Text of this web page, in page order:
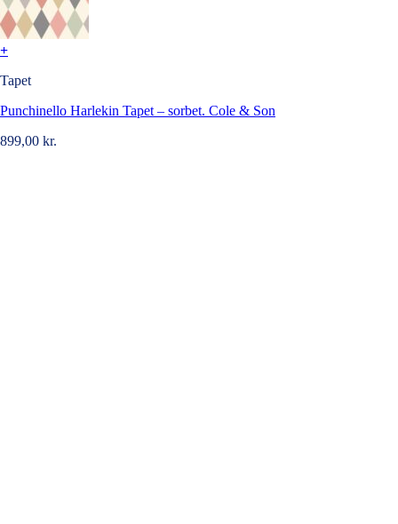
+
Tapet
Punchinello Harlekin Tapet – sorbet. Cole & Son
899,00 kr.